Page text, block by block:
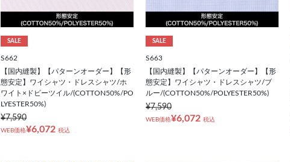
SALE
S662
【国内縫製】【パターンオーダー】【形
態安定】ワイシャツ・ドレスシャツ/ホ
ワイト×ドビーツイル/(COTTON50%/PO
LYESTER50%)
¥7,590
WEB価格¥6,072 税込
SALE
S663
【国内縫製】【パターンオーダー】【形
態安定】ワイシャツ・ドレスシャツ/ブ
ルー/(COTTON50%/POLYESTER50%)
¥7,590
WEB価格¥6,072 税込